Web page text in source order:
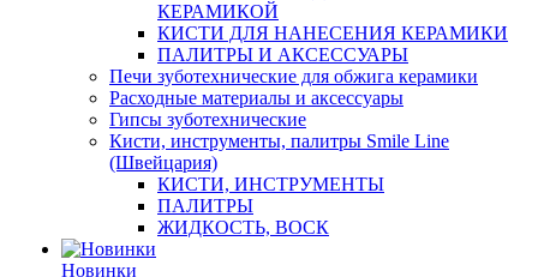
КЕРАМИКОЙ
КИСТИ ДЛЯ НАНЕСЕНИЯ КЕРАМИКИ
ПАЛИТРЫ И АКСЕССУАРЫ
Печи зуботехнические для обжига керамики
Расходные материалы и аксессуары
Гипсы зуботехнические
Кисти, инструменты, палитры Smile Line
(Швейцария)
КИСТИ, ИНСТРУМЕНТЫ
ПАЛИТРЫ
ЖИДКОСТЬ, ВОСК
Новинки